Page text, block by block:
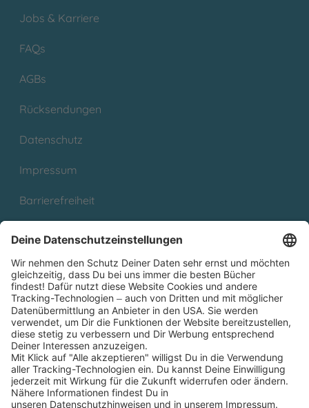
Jobs & Karriere
FAQs
AGBs
Rücksendungen
Datenschutz
Impressum
Barrierefreiheit
Partnerprogramm (Affiliate)
Folge uns auf
* Versandkostenfrei ab 9,00 € Bestellwert innerhalb
Deutschlands